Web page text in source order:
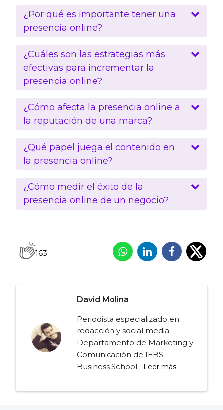
¿Por qué es importante tener una
presencia online?
¿Cuáles son las estrategias más
efectivas para incrementar la
presencia online?
¿Cómo afecta la presencia online a
la reputación de una marca?
¿Qué papel juega el contenido en
la presencia online?
¿Cómo medir el éxito de la
presencia online de un negocio?
163
David Molina
Periodista especializado en
redacción y social media.
Departamento de Marketing y
Comunicación de IEBS
Business School.
Leer más